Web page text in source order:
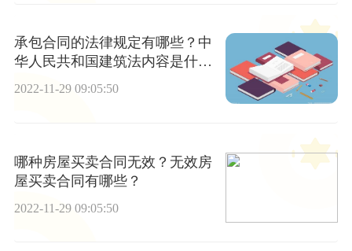
承包合同的法律规定有哪些？中
华人民共和国建筑法内容是什
么？
2022-11-29 09:05:50
哪种房屋买卖合同无效？无效房
屋买卖合同有哪些？
2022-11-29 09:05:50